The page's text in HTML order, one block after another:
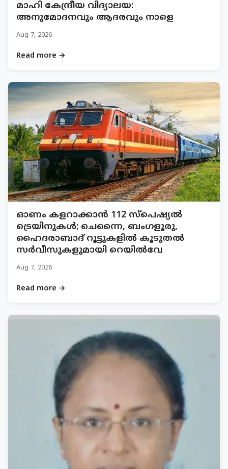
മാഹി കേന്ദ്രീയ വിദ്യാലയ:
അനുമോദനവും ആദരവും നാളെ
Aug 7, 2026
Read more →
ഓണം കളറാക്കാൻ 112 സ്പെഷ്യൽ
ട്രെയിനുകൾ; ചെന്നൈ, ബംഗളൂരു,
ഹൈദരാബാദ് റൂട്ടുകളിൽ കൂടുതൽ
സർവീസുകളുമായി റെയിൽവേ
Aug 7, 2026
Read more →